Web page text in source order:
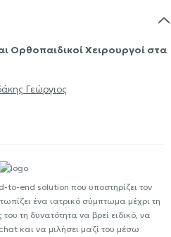
Ορθοπαιδικοί Χειρουργοί στα
Γεώργιος
to-end solution που υποστηρίζει τον
ένα ιατρικό σύμπτωμα μέχρι τη
τη δυνατότητα να βρεί ειδικό, να
και να μιλήσει μαζί του μέσω